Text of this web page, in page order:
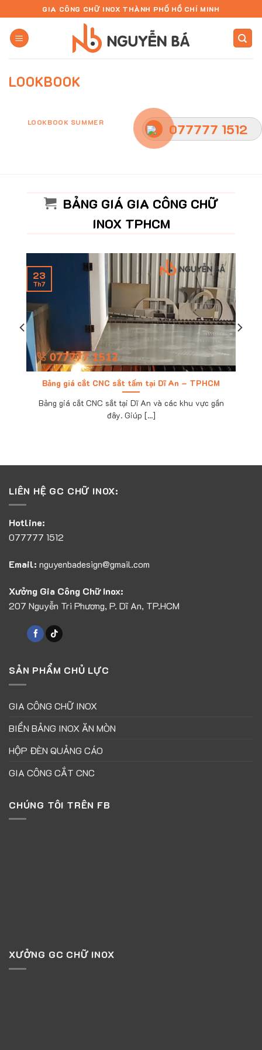
to
content
GIA CÔNG CHỮ INOX THÀNH PHỐ HỒ CHÍ MINH
LOOKBOOK
LOOKBOOK SUMMER FLAT T-SHIRT COMPANY
BẢNG GIÁ GIA CÔNG CHỮ
INOX TPHCM
Bảng giá cắt CNC sắt tấm tại Dĩ An – TPHCM
Bảng giá cắt CNC sắt tại Dĩ An và các khu vực gần
đây. Giúp [...]
23
Th7
LIÊN HỆ GC CHỮ INOX:
Hotline:
077777 1512
Email: nguyenbadesign@gmail.com
Xưởng Gia Công Chữ Inox:
207 Nguyễn Tri Phương, P. Dĩ An, TP.HCM
SẢN PHẨM CHỦ LỰC
GIA CÔNG CHỮ INOX
BIỂN BẢNG INOX ĂN MÒN
HỘP ĐÈN QUẢNG CÁO
GIA CÔNG CẮT CNC
CHÚNG TÔI TRÊN FB
XƯỞNG GC CHỮ INOX
077777 1512